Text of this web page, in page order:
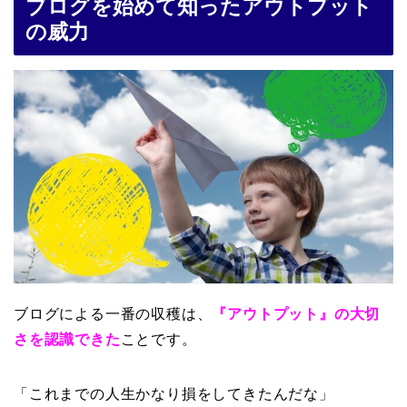
ブログを始めて知ったアウトプット
の威力
ブログによる一番の収穫は、
『アウトプット』の大切
さを認識できた ことです。
「これまでの人生かなり損をしてきたんだな」